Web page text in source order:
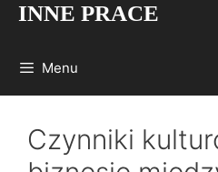
INNE PRACE
Menu
Czynniki